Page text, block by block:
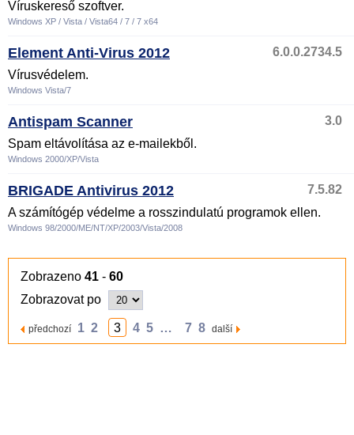
Víruskereső szoftver.
Windows XP / Vista / Vista64 / 7 / 7 x64
Element Anti-Virus 2012
6.0.0.2734.5
Vírusvédelem.
Windows Vista/7
Antispam Scanner
3.0
Spam eltávolítása az e-mailekből.
Windows 2000/XP/Vista
BRIGADE Antivirus 2012
7.5.82
A számítógép védelme a rosszindulatú programok ellen.
Windows 98/2000/ME/NT/XP/2003/Vista/2008
Zobrazeno 41 - 60
Zobrazovat po
předchozí 1 2 3 4 5 … 7 8 další